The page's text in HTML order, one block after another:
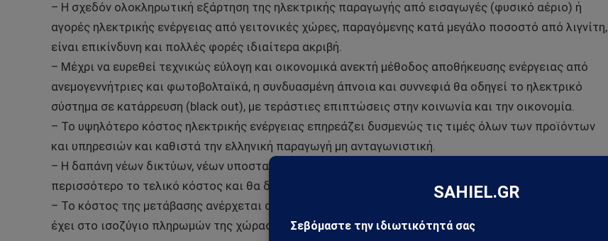
– Η σχεδόν ολοκληρωτική εξάρτηση της ηλεκτρικής παραγωγής από εισαγωγές (φυσικό αέριο) ή
αγορές ηλεκτρικής ενέργειας από γειτονικές χώρες, παραγόμενης κατά μεγάλο ποσοστό από λιγνίτη,
είναι επικίνδυνη και πολλές φορές ιδιαίτερα ακριβή.
– Μέχρι να ευρεθεί τεχνικώς εύλογη και οικονομικά ανεκτή μέθοδος αποθήκευσης ενέργειας από
ανεμογεννήτριες και φωτοβολταϊκά, η συνδυασμένη άπνοια και συννεφιά θα οδηγεί το ηλεκτρικό
σύστημα σε κατάρρευση (black out), με τεράστιες επιπτώσεις στην κοινωνία και την οικονομία.
– Το υψηλότερο κόστος ηλεκτρικής ενέργειας επηρεάζει δυσμενώς τις τιμές όλων των προϊόντων
και υπηρεσιών και καθιστά την ελληνική παραγωγή μη ανταγωνιστική.
– Η δαπάνη νέων δικτύων, νέων υποσταθμών, νέων μετασχηματιστών, θα επιβαρύνει ακόμη
περισσότερο το τελικό κόστος και θα δημιουργήσει σοβαρές παρενέργειες στην… ομαλή μετάβαση.
– Το κόστος της μετάβασης ανέρχεται σε δισεκατομμύρια. Ποιος θα το επωμισθεί; Τί συνέπειες θα
έχει στο ισοζύγιο πληρωμών της χώρας όταν ο δανεισμός δεν θα υποστηρίζεται από την Ε.Κ.Τ.;